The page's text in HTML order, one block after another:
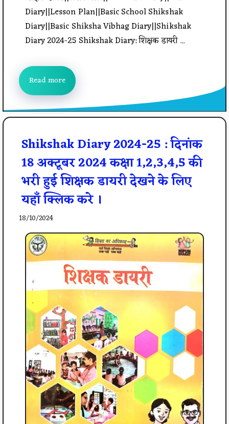
Diary||Lesson Plan||Basic School Shikshak
Diary||Basic Shiksha Vibhag Diary||Shikshak
Diary 2024-25 Shikshak Diary: शिक्षक डायरी ...
Read more
Shikshak Diary 2024-25 : दिनांक
18 अक्टूबर 2024 कक्षा 1,2,3,4,5 की
भरी हुई शिक्षक डायरी देखने के लिए
यहाँ क्लिक करे ।
18/10/2024